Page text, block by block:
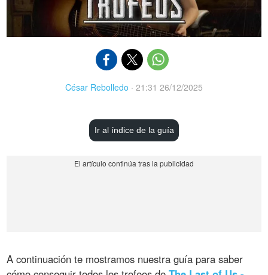
César Rebolledo · 21:31 26/12/2025
Ir al índice de la guía
A continuación te mostramos nuestra guía para saber